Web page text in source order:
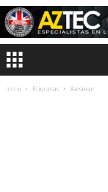
Inicio Etiquetas Asesinan